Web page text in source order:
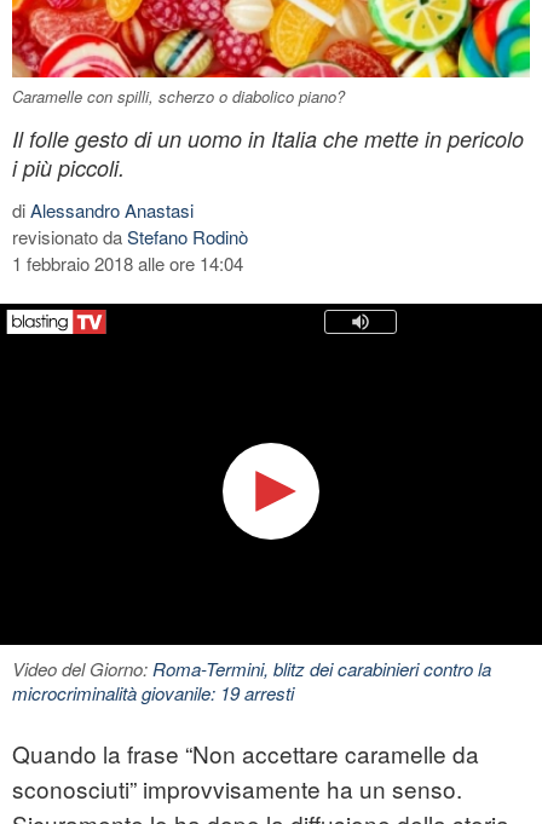
Caramelle con spilli, scherzo o diabolico piano?
Il folle gesto di un uomo in Italia che mette in pericolo
i più piccoli.
diAlessandro Anastasi
revisionato daStefano Rodinò
1 febbraio 2018 alle ore 14:04
Video del Giorno:Roma-Termini, blitz dei carabinieri contro la
microcriminalità giovanile: 19 arresti
Quando la frase “Non accettare caramelle da
sconosciuti” improvvisamente ha un senso.